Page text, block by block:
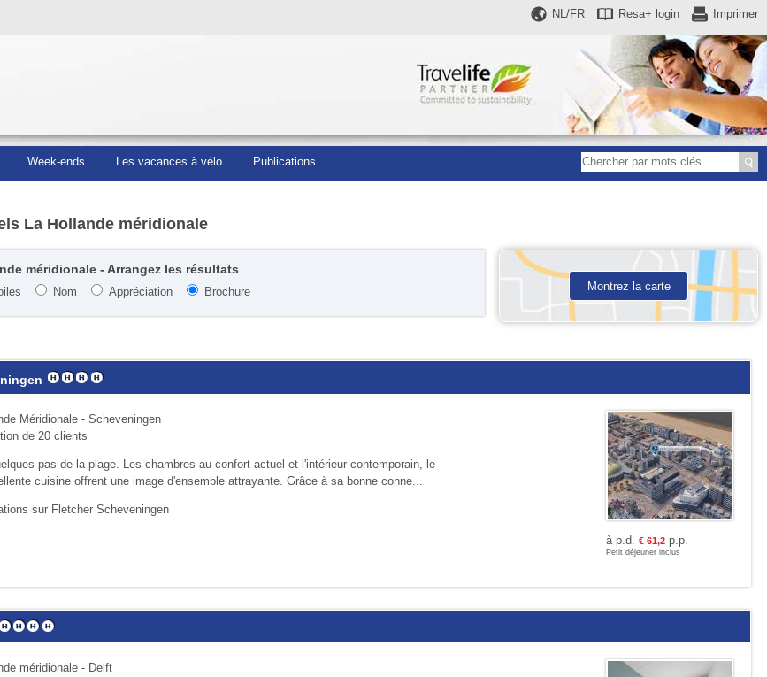
Imprimer
Resa+ login
NL/FR
Week-ends Les vacances à vélo Publications
La Hollande méridionale
méridionale - Arrangez les résultats
Nom Appréciation Brochure Montrez la carte
Méridionale - Scheveningen
de 20 clients
pas de la plage. Les chambres au confort actuel et l'intérieur contemporain, le
cuisine offrent une image d'ensemble attrayante. Grâce à sa bonne conne...
sur Fletcher Scheveningen
à p.d. € 61,2p.p.
Petit déjeuner inclus
méridionale - Delft